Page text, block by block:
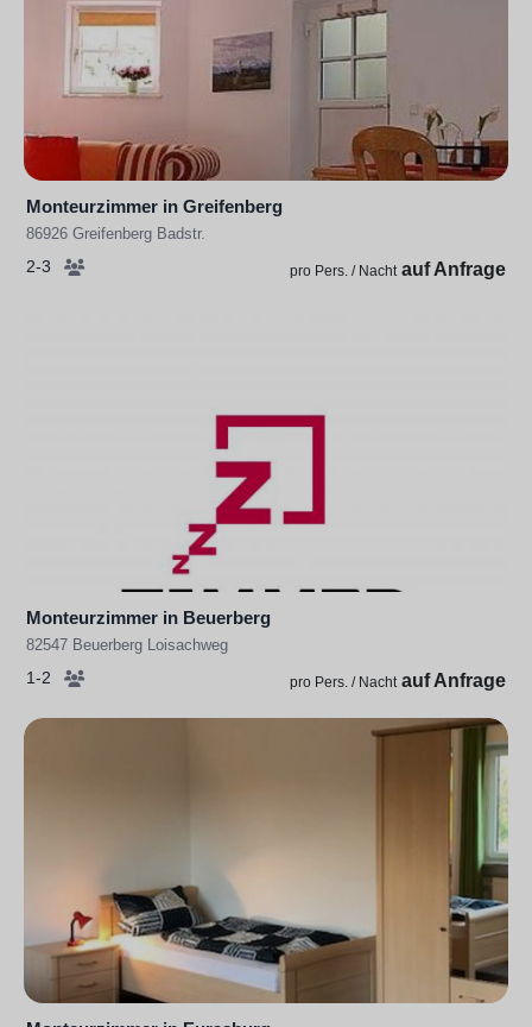
Monteurzimmer in Greifenberg
86926 Greifenberg Badstr.
2-3 pro Pers. / Nacht auf Anfrage
Monteurzimmer in Beuerberg
82547 Beuerberg Loisachweg
1-2 pro Pers. / Nacht auf Anfrage